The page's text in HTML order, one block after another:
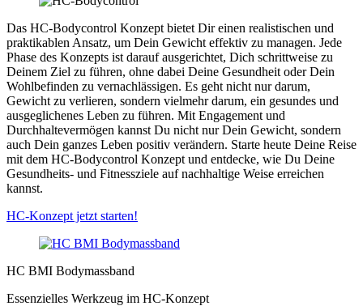
Das HC-Bodycontrol Konzept bietet Dir einen realistischen und
praktikablen Ansatz, um Dein Gewicht effektiv zu managen. Jede
Phase des Konzepts ist darauf ausgerichtet, Dich schrittweise zu
Deinem Ziel zu führen, ohne dabei Deine Gesundheit oder Dein
Wohlbefinden zu vernachlässigen. Es geht nicht nur darum,
Gewicht zu verlieren, sondern vielmehr darum, ein gesundes und
ausgeglichenes Leben zu führen. Mit Engagement und
Durchhaltevermögen kannst Du nicht nur Dein Gewicht, sondern
auch Dein ganzes Leben positiv verändern. Starte heute Deine Reise
mit dem HC-Bodycontrol Konzept und entdecke, wie Du Deine
Gesundheits- und Fitnessziele auf nachhaltige Weise erreichen
kannst.
HC-Konzept jetzt starten!
HC BMI Bodymassband
Essenzielles Werkzeug im HC-Konzept